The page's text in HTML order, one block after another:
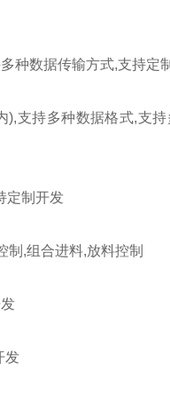
种数据传输方式,支持定
),支持多种数据格式,支持
定制开发
制 ,组合进料,放料控制
发